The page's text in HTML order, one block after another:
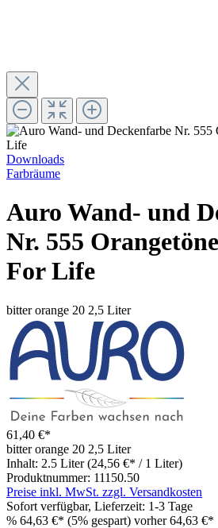
Downloads
Farbräume
Auro Wand- und
Nr. 555
For Life
bitter orange 20 2,5 Liter
61,40 €*
bitter orange 20 2,5 Liter
Inhalt: 2.5 Liter (24,56 €* / 1 Liter)
Produktnummer: 11150.50
Preise inkl. MwSt. zzgl. Versandkosten
Sofort verfügbar, Lieferzeit: 1-3 Tage
% 64,63 €* (5% gespart) vorher 64,63 €*